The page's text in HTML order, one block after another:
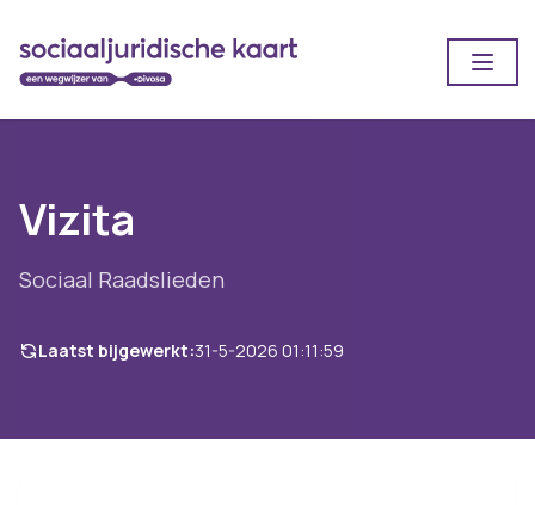
Vizita
Sociaal Raadslieden
Laatst bijgewerkt:31-5-2026 01:11:59